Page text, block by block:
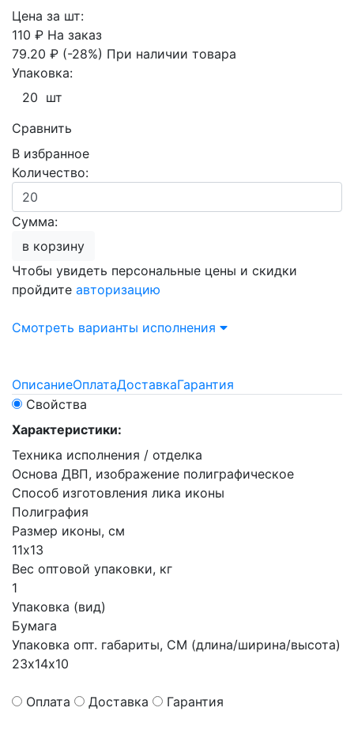
Цена за шт:
110 ₽ На заказ
79.20 ₽ (-28%) При наличии товара
Упаковка:
20 шт
Сравнить
В избранное
Количество:
Сумма:
в корзину
Чтобы увидеть персональные цены и скидки
пройдите авторизацию
Смотреть варианты исполнения
ОписаниеОплатаДоставкаГарантия
Свойства
Характеристики:
Техника исполнения / отделка
Основа ДВП, изображение полиграфическое
Способ изготовления лика иконы
Полиграфия
Размер иконы, см
11х13
Вес оптовой упаковки, кг
1
Упаковка (вид)
Бумага
Упаковка опт. габариты, СМ (длина/ширина/высота)
23х14х10
Оплата Доставка Гарантия